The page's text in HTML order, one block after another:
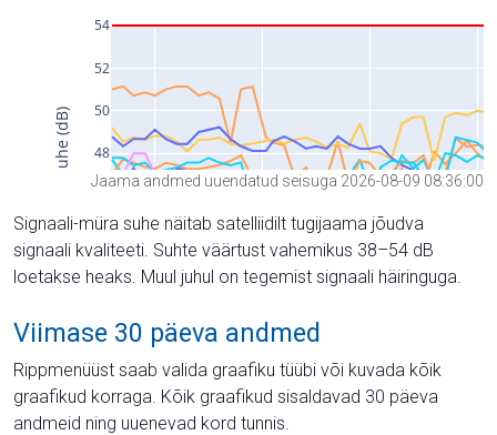
Jaama andmed uuendatud seisuga 2026-08-09 08:36:00
Signaali-müra suhe näitab satelliidilt tugijaama jõudva
signaali kvaliteeti. Suhte väärtust vahemikus 38–54 dB
loetakse heaks. Muul juhul on tegemist signaali häiringuga.
Viimase 30 päeva andmed
Rippmenüüst saab valida graafiku tüübi või kuvada kõik
graafikud korraga. Kõik graafikud sisaldavad 30 päeva
andmeid ning uuenevad kord tunnis.